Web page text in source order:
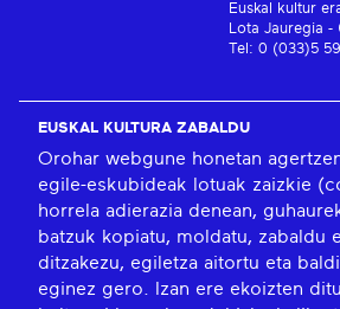
Euskal kultur
Lota Jauregia -
Tel: 0 (033)5
EUSKAL KULTURA ZABALDU
Orohar webgune honetan
egile-eskubideak lotuak zaizkie
horrela adierazia denean,
batzuk kopiatu, moldatu, zabaldu
ditzakezu, egiletza aitortu eta
eginez gero. Izan ere ekoizten